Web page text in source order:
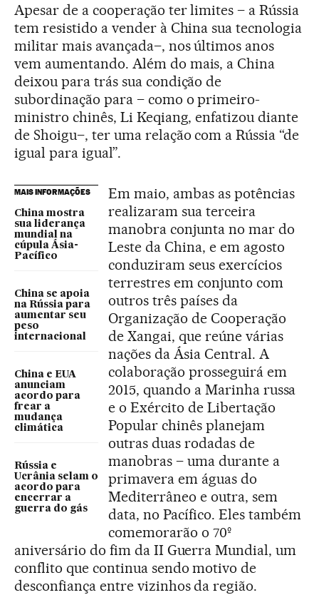
Apesar de a cooperação ter limites – a Rússia
tem resistido a vender à China sua tecnologia
militar mais avançada–, nos últimos anos
vem aumentando. Além do mais, a China
deixou para trás sua condição de
subordinação para – como o primeiro-
ministro chinês, Li Keqiang, enfatizou diante
de Shoigu–, ter uma relação com a Rússia “de
igual para igual”.
MAIS INFORMAÇÕES
China mostra
sua liderança
mundial na
cúpula Ásia-
Pacífico
China se apoia
na Rússia para
aumentar seu
peso
internacional
China e EUA
anunciam
acordo para
frear a
mudança
climática
Rússia e
Ucrânia selam o
acordo para
encerrar a
guerra do gás
Em maio, ambas as potências
realizaram sua terceira
manobra conjunta no mar do
Leste da China, e em agosto
conduziram seus exercícios
terrestres em conjunto com
outros três países da
Organização de Cooperação
de Xangai, que reúne várias
nações da Ásia Central. A
colaboração prosseguirá em
2015, quando a Marinha russa
e o Exército de Libertação
Popular chinês planejam
outras duas rodadas de
manobras – uma durante a
primavera em águas do
Mediterrâneo e outra, sem
data, no Pacífico. Eles também
comemorarão o 70º
aniversário do fim da II Guerra Mundial, um
conflito que continua sendo motivo de
desconfiança entre vizinhos da região.